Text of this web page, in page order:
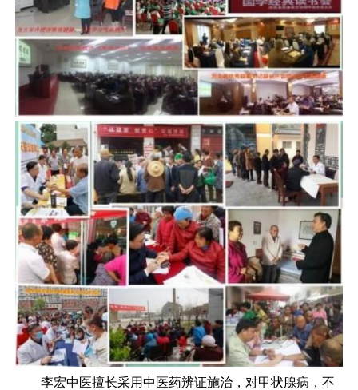
李宏中医擅长采用中医药辨证施治，对甲状腺病，不